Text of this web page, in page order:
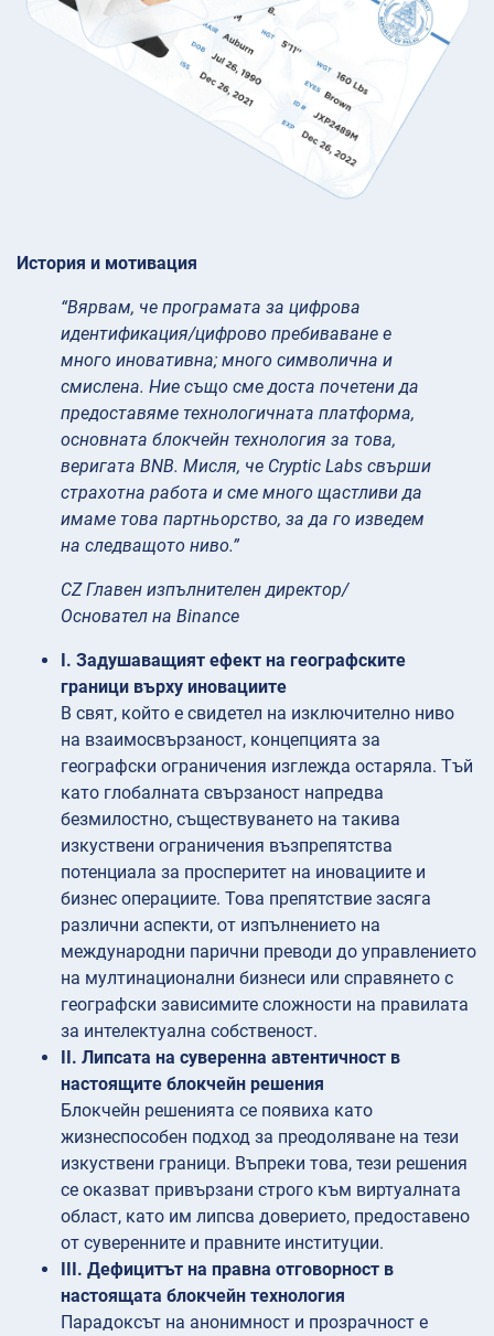
История и мотивация
“Вярвам, че програмата за цифрова
идентификация/цифрово пребиваване е
много иновативна; много символична и
смислена. Ние също сме доста почетени да
предоставяме технологичната платформа,
основната блокчейн технология за това,
веригата BNB. Мисля, че Cryptic Labs свърши
страхотна работа и сме много щастливи да
имаме това партньорство, за да го изведем
на следващото ниво.”
CZ Главен изпълнителен директор/
Основател на Binance
I. Задушаващият ефект на географските
граници върху иновациите
В свят, който е свидетел на изключително ниво
на взаимосвързаност, концепцията за
географски ограничения изглежда остаряла. Тъй
като глобалната свързаност напредва
безмилостно, съществуването на такива
изкуствени ограничения възпрепятства
потенциала за просперитет на иновациите и
бизнес операциите. Това препятствие засяга
различни аспекти, от изпълнението на
международни парични преводи до управлението
на мултинационални бизнеси или справянето с
географски зависимите сложности на правилата
за интелектуална собственост.
II. Липсата на суверенна автентичност в
настоящите блокчейн решения
Блокчейн решенията се появиха като
жизнеспособен подход за преодоляване на тези
изкуствени граници. Въпреки това, тези решения
се оказват привързани строго към виртуалната
област, като им липсва доверието, предоставено
от суверенните и правните институции.
III. Дефицитът на правна отговорност в
настоящата блокчейн технология
Парадоксът на анонимност и прозрачност е